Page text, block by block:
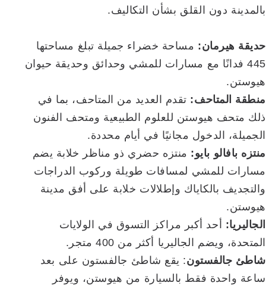
بالمدينة دون القلق بشأن التكاليف.
حديقة هيرمان: مساحة خضراء جميلة تبلغ مساحتها
445 فدانًا مع مسارات للمشي وحدائق وحديقة حيوان
هيوستن.
منطقة المتاحف: تقدم العديد من المتاحف، بما في
ذلك متحف هيوستن للعلوم الطبيعية ومتحف الفنون
الجميلة، الدخول مجانيًا في أيام محددة.
منتزه بافالو بايو: منتزه حضري ذو مناظر خلابة يضم
مسارات للمشي لمسافات طويلة وركوب الدراجات
والتجديف بالكاياك وإطلالات خلابة على أفق مدينة
هيوستن.
الجاليريا: أحد أكبر مراكز التسوق في الولايات
المتحدة، ويضم الجاليريا أكثر من 400 متجر.
شاطئ جالفستون: يقع شاطئ جالفستون على بعد
ساعة واحدة فقط بالسيارة من هيوستن، ويوفر